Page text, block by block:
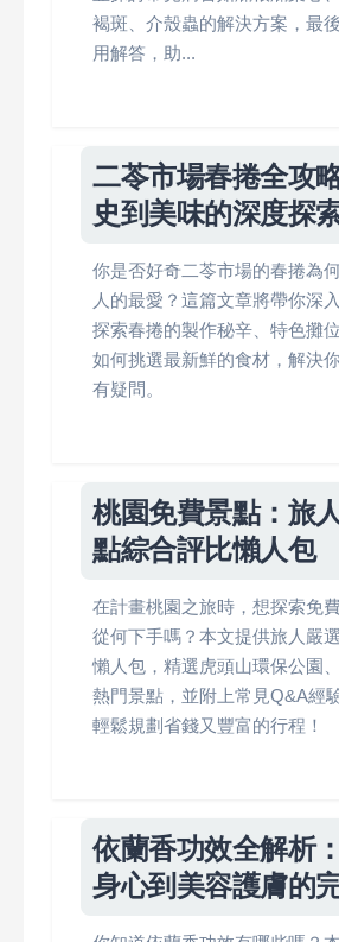
褐斑、介殼蟲的解決方案，最
用解答，助...
二苓市場春捲全攻
史到美味的深度探
你是否好奇二苓市場的春捲為
人的最愛？這篇文章將帶你深
探索春捲的製作秘辛、特色攤
如何挑選最新鮮的食材，解決
有疑問。
桃園免費景點：旅
點綜合評比懶人包
在計畫桃園之旅時，想探索免
從何下手嗎？本文提供旅人嚴
懶人包，精選虎頭山環保公園
熱門景點，並附上常見Q&A經
輕鬆規劃省錢又豐富的行程！
依蘭香功效全解析
身心到美容護膚的